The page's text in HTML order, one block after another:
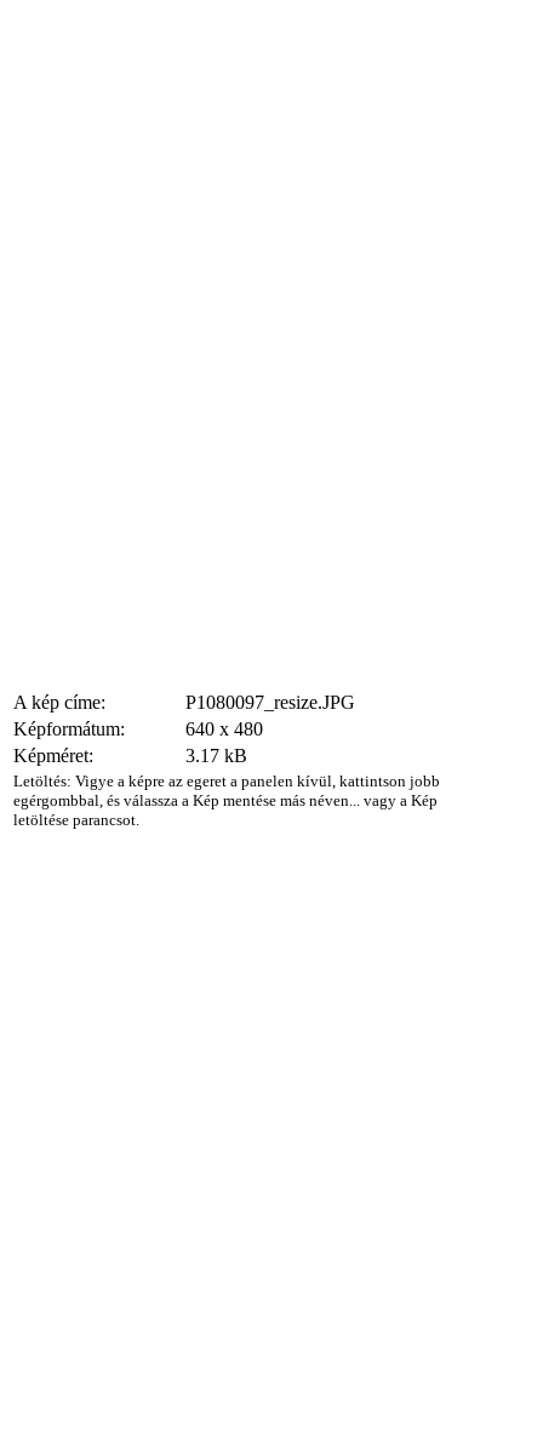
A kép címe:
P1080097_resize.JPG
Képformátum:
640 x 480
Képméret:
3.17 kB
Letöltés: Vigye a képre az egeret a panelen kívül, kattintson jobb
egérgombbal, és válassza a Kép mentése más néven... vagy a Kép
letöltése parancsot.